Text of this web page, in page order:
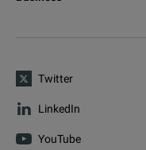
Twitter
LinkedIn
YouTube